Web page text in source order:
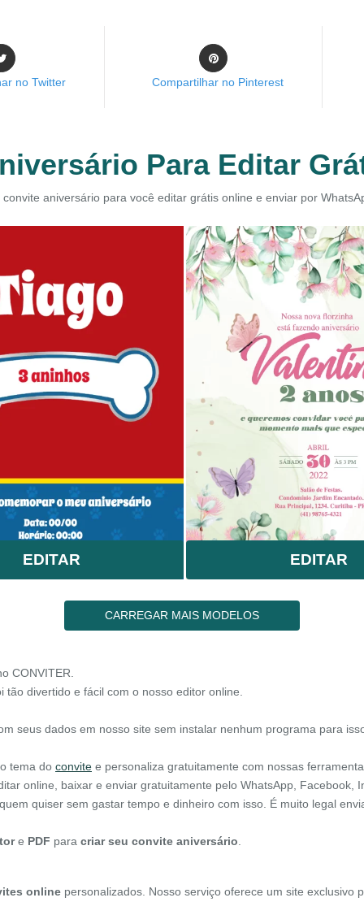
no Twitter Compartilhar no Pinterest
Para Editar
aniversário para você editar grátis online e enviar por
EDITAR EDITAR
CARREGAR MAIS MODELOS
CONVITER.
tão divertido e fácil com o nosso editor online.
seus dados em nosso site sem instalar nenhum programa para
tema do convite e personaliza gratuitamente com nossas
online, baixar e enviar gratuitamente pelo WhatsApp, Facebook,
quiser sem gastar tempo e dinheiro com isso. É muito legal
e PDF para criar seu convite aniversário
online personalizados. Nosso serviço oferece um site